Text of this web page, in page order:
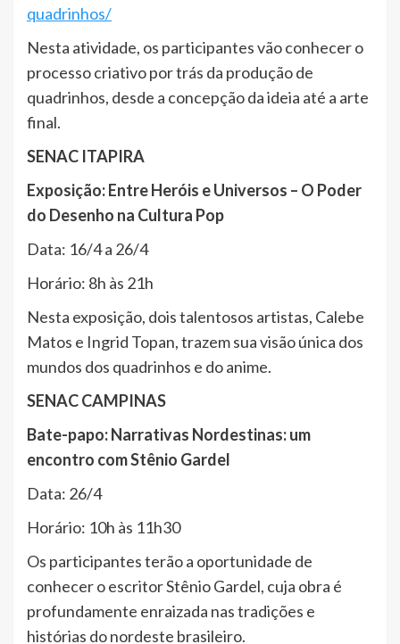
quadrinhos/
Nesta atividade, os participantes vão conhecer o
processo criativo por trás da produção de
quadrinhos, desde a concepção da ideia até a arte
final.
SENAC ITAPIRA
Exposição: Entre Heróis e Universos – O Poder
do Desenho na Cultura Pop
Data: 16/4 a 26/4
Horário: 8h às 21h
Nesta exposição, dois talentosos artistas, Calebe
Matos e Ingrid Topan, trazem sua visão única dos
mundos dos quadrinhos e do anime.
SENAC CAMPINAS
Bate-papo: Narrativas Nordestinas: um
encontro com Stênio Gardel
Data: 26/4
Horário: 10h às 11h30
Os participantes terão a oportunidade de
conhecer o escritor Stênio Gardel, cuja obra é
profundamente enraizada nas tradições e
histórias do nordeste brasileiro.